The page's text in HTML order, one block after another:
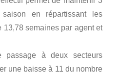
en répartissant les
13,78 semaines par agent et
passage à deux secteurs
une baisse à 11 du nombre